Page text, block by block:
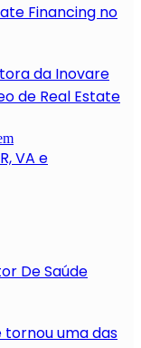
Financing no
da Inovare
de Real Estate
VA e
De Saúde
tornou uma das